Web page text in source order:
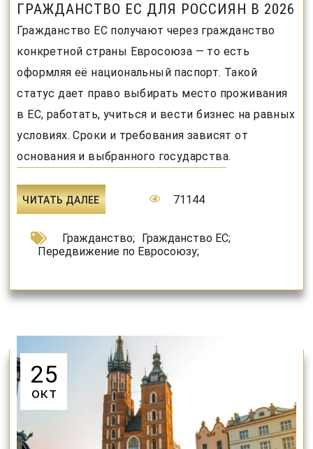
ГРАЖДАНСТВО ЕС ДЛЯ РОССИЯН В 2026
Гражданство ЕС получают через гражданство
конкретной страны Евросоюза — то есть
оформляя её национальный паспорт. Такой
статус дает право выбирать место проживания
в ЕС, работать, учиться и вести бизнес на равных
условиях. Сроки и требования зависят от
основания и выбранного государства.
ЧИТАТЬ ДАЛЕЕ 71144
Гражданство; Гражданство ЕС;
Передвижение по Евросоюзу;
25
окт